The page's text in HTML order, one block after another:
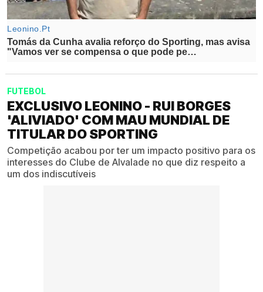
FUTEBOL
EXCLUSIVO LEONINO - RUI BORGES
'ALIVIADO' COM MAU MUNDIAL DE
TITULAR DO SPORTING
Competição acabou por ter um impacto positivo para os
interesses do Clube de Alvalade no que diz respeito a
um dos indiscutíveis